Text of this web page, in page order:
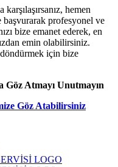
hemen
başvurarak profesyonel ve
bize emanet ederek, en
emin olabilirsiniz.
için bize
Göz Atmayı Unutmayın
Göz Atabilirsiniz